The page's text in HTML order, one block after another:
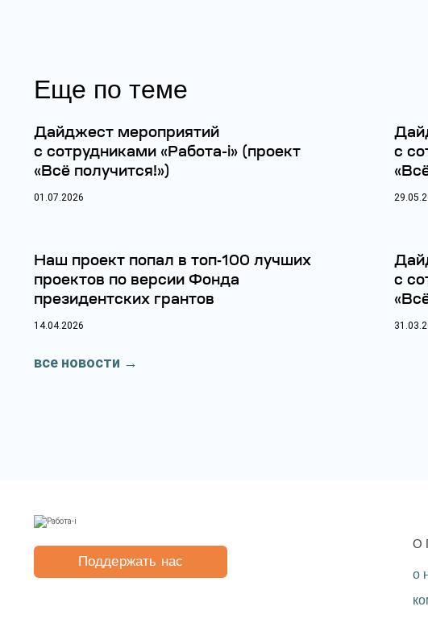
Еще по теме
Дайджест мероприятий
с сотрудниками «Работа-i» (проект
«Всё получится!»)
01.07.2026
с
Наш проект попал в топ‑100 лучших
проектов по версии Фонда
президентских грантов
14.04.2026
с
все новости →
Поддержать нас
O
о